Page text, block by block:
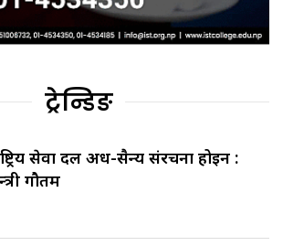
ट्रेन्डिङ
सेवा दल अर्ध-सैन्य संरचना होइन :
गौतम